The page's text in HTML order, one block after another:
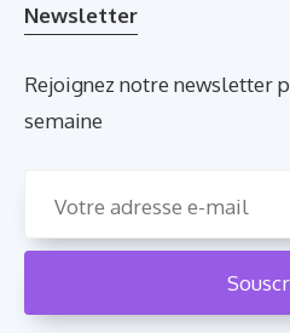
Newsletter
Rejoignez notre newsletter
semaine